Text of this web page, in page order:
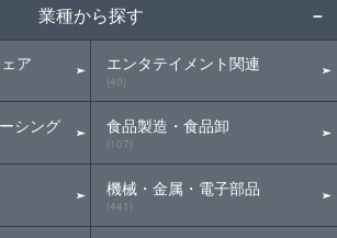
業種から探す
ア
シング
エンタテイメント関連
(40)
食品製造・食品卸
(107)
機械・金属・電子部品
(441)